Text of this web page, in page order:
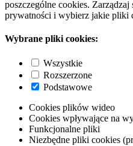
poszczególne cookies.
prywatności i wybierz jakie pliki
Wybrane pliki cookies:
Wszystkie
Rozszerzone
Podstawowe
Cookies plików wideo
Cookies wpływające na
Funkcjonalne pliki
Niezbędne pliki cookies